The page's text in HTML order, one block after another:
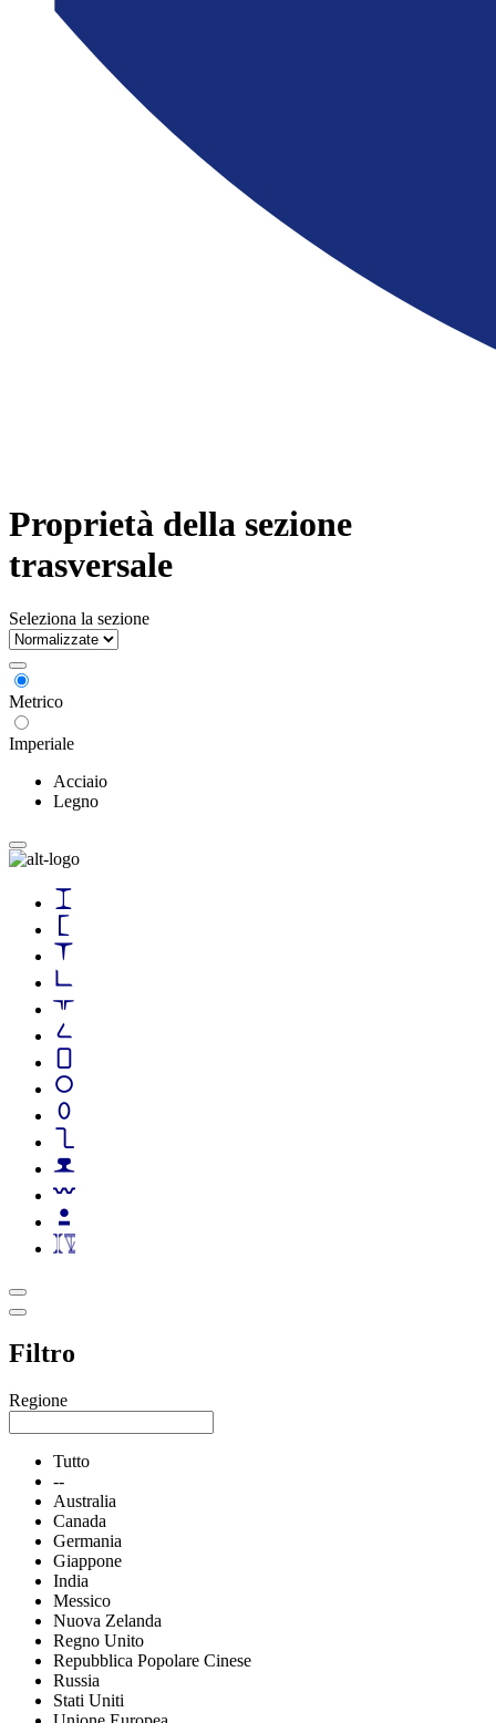
Proprietà della sezione
trasversale
Seleziona la sezione
Metrico
Imperiale
Acciaio
Legno
Filtro
Regione
Tutto
--
Australia
Canada
Germania
Giappone
India
Messico
Nuova Zelanda
Regno Unito
Repubblica Popolare Cinese
Russia
Stati Uniti